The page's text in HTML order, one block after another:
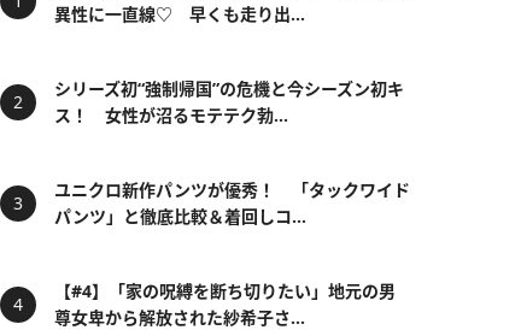
異性に一直線♡ 早くも走り出...
シリーズ初“強制帰国”の危機と今シーズン初キ
ス！ 女性が沼るモテテク勃...
ユニクロ新作パンツが優秀！ 「タックワイド
パンツ」と徹底比較＆着回しコ...
【#4】「家の呪縛を断ち切りたい」地元の男
尊女卑から解放された紗希子さ...